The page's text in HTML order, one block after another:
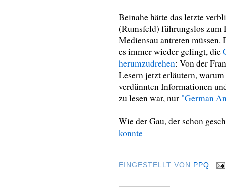
Beinahe hätte das letzte
(Rumsfeld) führungslos zum
Mediensau antreten
es immer wieder gelingt, die
herumzudrehen: Von der
Lesern jetzt erläutern,
verdünnten Informationen
zu lesen war, nur "German
Wie der Gau, der schon
konnte
EINGESTELLT VON PPQ